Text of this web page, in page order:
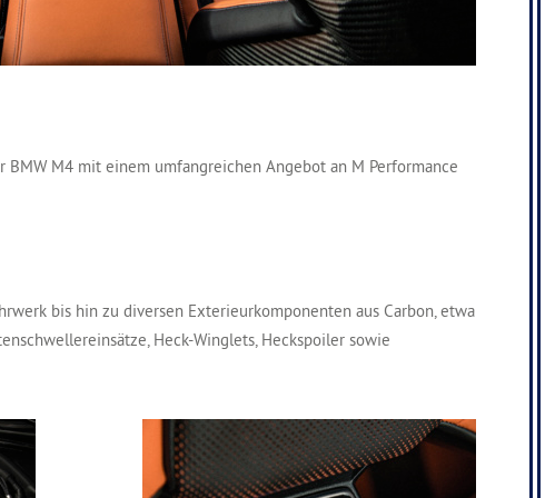
M4 mit einem umfangreichen Angebot an M Performance
bis hin zu diversen Exterieurkomponenten aus Carbon, etwa
Heck-Winglets, Heckspoiler sowie